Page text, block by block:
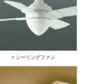
> シーリングファン